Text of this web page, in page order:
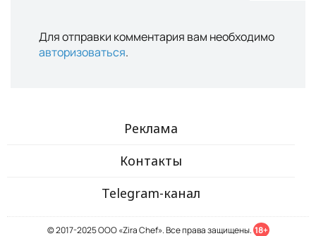
Для отправки комментария вам необходимо
авторизоваться.
Реклама
Контакты
Telegram-канал
© 2017-2025 ООО «Zira Chef». Все права защищены. 18+